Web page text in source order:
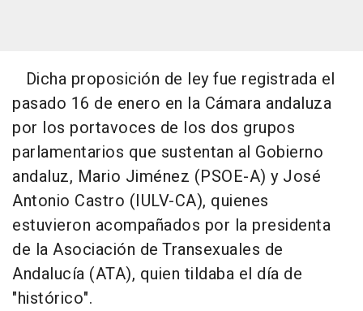
Dicha proposición de ley fue registrada el
pasado 16 de enero en la Cámara andaluza
por los portavoces de los dos grupos
parlamentarios que sustentan al Gobierno
andaluz, Mario Jiménez (PSOE-A) y José
Antonio Castro (IULV-CA), quienes
estuvieron acompañados por la presidenta
de la Asociación de Transexuales de
Andalucía (ATA), quien tildaba el día de
"histórico".